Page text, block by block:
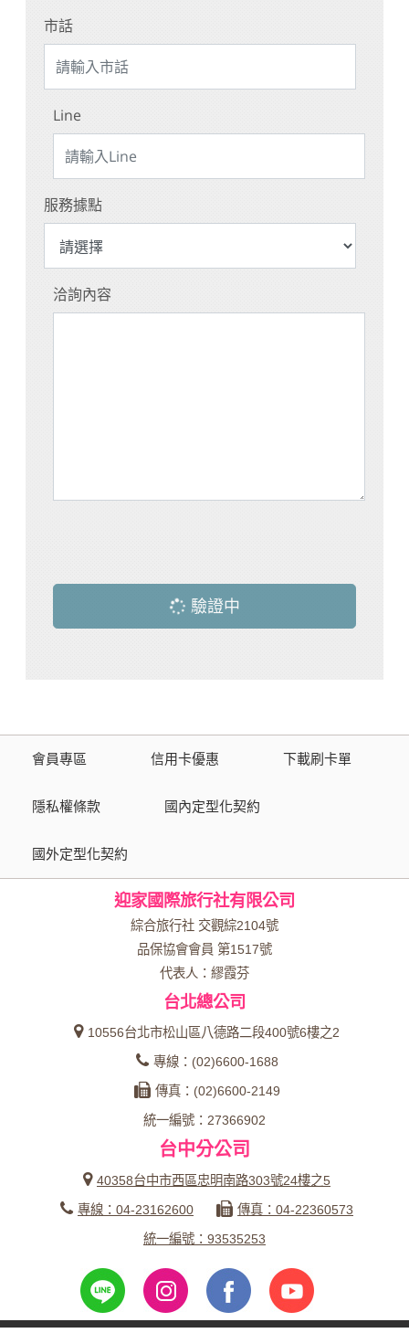
市話
Line
服務據點
洽詢內容
驗證中
會員專區 信用卡優惠 下載刷卡單
隱私權條款 國內定型化契約
國外定型化契約
迎家國際旅行社有限公司
綜合旅行社 交觀綜2104號
品保協會會員 第1517號
代表人：繆霞芬
台北總公司
10556台北市松山區八德路二段400號6樓之2
專線：(02)6600-1688
傳真：(02)6600-2149
統一編號：27366902
台中分公司
40358台中市西區忠明南路303號24樓之5
專線：04-23162600
傳真：04-22360573
統一編號：93535253